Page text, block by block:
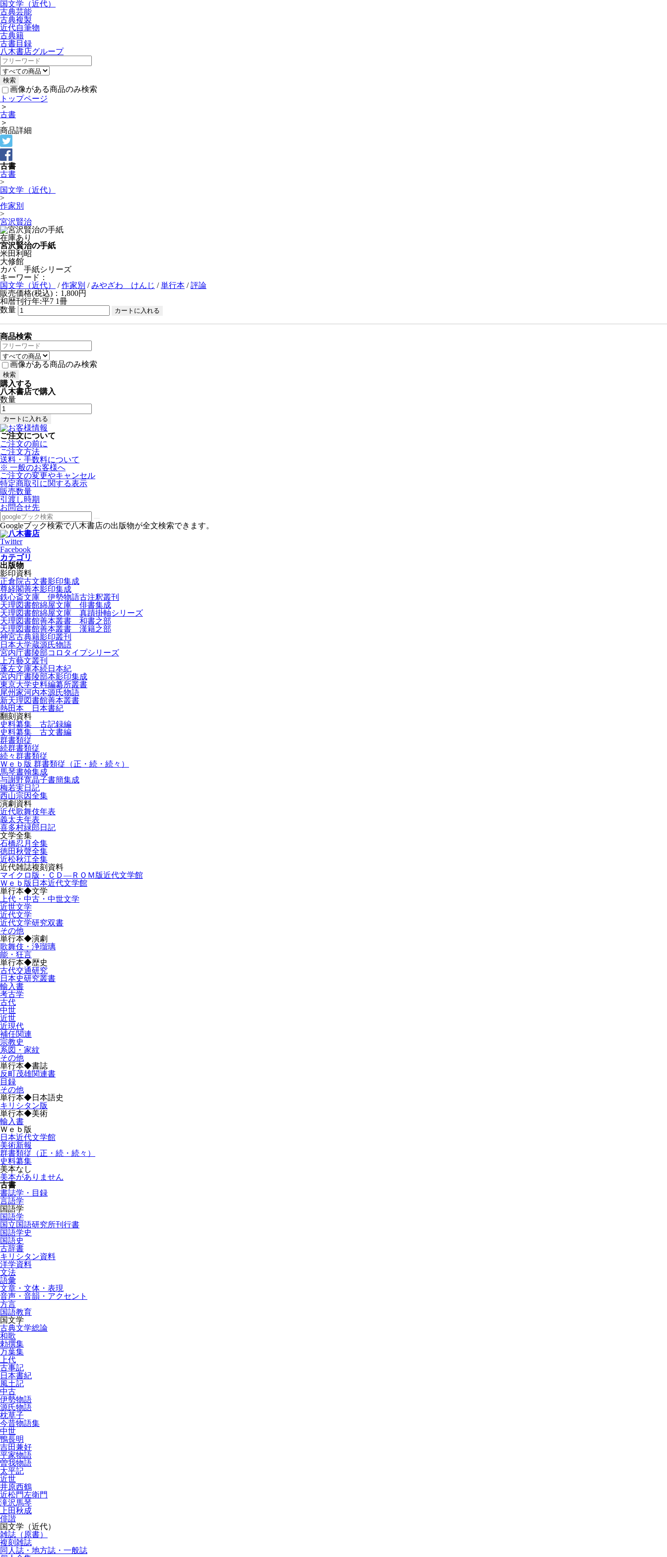
国文学（近代）
古典芸能
古典複製
近代自筆物
古典籍
古書目録
八木書店グループ
画像がある商品のみ検索
トップページ
＞
古書
＞
商品詳細
古書
古書
>
国文学（近代）
>
作家別
>
宮沢賢治
在庫あり
宮沢賢治の手紙
米田利昭
大修館
カバ 手紙シリーズ
キーワード：
国文学（近代）
/作家別 /みやざわ けんじ /単行本 /評論
販売価格(税込)：1,800円
和暦刊行年:平7 1冊
数量
商品検索
画像がある商品のみ検索
購入する
八木書店で購入
数量
ご注文について
ご注文の前に
ご注文方法
送料・手数料について
※ 一般のお客様へ
ご注文の変更やキャンセル
特定商取引に関する表示
販売数量
引渡し時期
お問合せ先
Googleブック検索で八木書店の出版物が全文検索できます。
Twitter
Facebook
カテゴリ
出版物
影印資料
正倉院古文書影印集成
尊経閣善本影印集成
鉄心斎文庫 伊勢物語古注釈叢刊
天理図書館綿屋文庫 俳書集成
天理図書館綿屋文庫 真蹟掛軸シリーズ
天理図書館善本叢書 和書之部
天理図書館善本叢書 漢籍之部
神宮古典籍影印叢刊
日本大学蔵源氏物語
宮内庁書陵部コロタイプシリーズ
上方藝文叢刊
蓬左文庫本続日本紀
宮内庁書陵部本影印集成
東京大学史料編纂所叢書
尾州家河内本源氏物語
新天理図書館善本叢書
熱田本 日本書紀
翻刻資料
史料纂集 古記録編
史料纂集 古文書編
群書類従
続群書類従
続々群書類従
Ｗｅｂ版 群書類従（正・続・続々）
馬琴書翰集成
与謝野寛晶子書簡集成
梅若実日記
西山宗因全集
演劇資料
近代歌舞伎年表
義太夫年表
喜多村緑郎日記
文学全集
石橋忍月全集
徳田秋聲全集
近松秋江全集
近代雑誌複刻資料
マイクロ版・ＣＤ―ＲＯＭ版近代文学館
Ｗｅｂ版日本近代文学館
単行本◆文学
上代・中古・中世文学
近世文学
近代文学
近代文学研究双書
その他
単行本◆演劇
歌舞伎・浄瑠璃
能・狂言
単行本◆歴史
古代交通研究
日本史研究叢書
輸入書
考古学
古代
中世
近世
近現代
補任関連
宗教史
系図・家紋
その他
単行本◆書誌
反町茂雄関連書
目録
その他
単行本◆日本語史
キリシタン版
単行本◆美術
輸入書
Ｗｅｂ版
日本近代文学館
美術新報
群書類従（正・続・続々）
史料纂集
美本なし
美本がありません
古書
書誌学・目録
言語学
国語学
国語学
国立国語研究所刊行書
国語学史
国語史
古辞書
キリシタン資料
洋学資料
文法
語彙
文章・文体・表現
音声・音韻・アクセント
方言
国語教育
国文学
古典文学総論
和歌
勅撰集
万葉集
上代
古事記
日本書紀
風土記
中古
伊勢物語
源氏物語
枕草子
今昔物語集
中世
鴨長明
吉田兼好
平家物語
曽我物語
太平記
近世
井原西鶴
近松門左衛門
滝沢馬琴
上田秋成
俳諧
国文学（近代）
雑誌（原書）
複刻雑誌
同人誌・地方誌・一般誌